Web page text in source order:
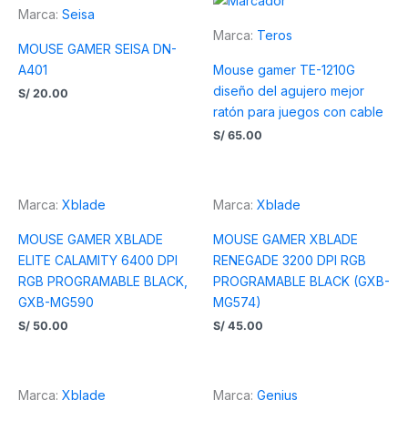
Marca: Seisa
MOUSE GAMER SEISA DN-
A401
S/ 20.00
Marca: Teros
Mouse gamer TE-1210G
diseño del agujero mejor
ratón para juegos con cable
S/ 65.00
Marca: Xblade
MOUSE GAMER XBLADE
ELITE CALAMITY 6400 DPI
RGB PROGRAMABLE BLACK,
GXB-MG590
S/ 50.00
Marca: Xblade
MOUSE GAMER XBLADE
RENEGADE 3200 DPI RGB
PROGRAMABLE BLACK (GXB-
MG574)
S/ 45.00
Marca: Xblade Marca: Genius